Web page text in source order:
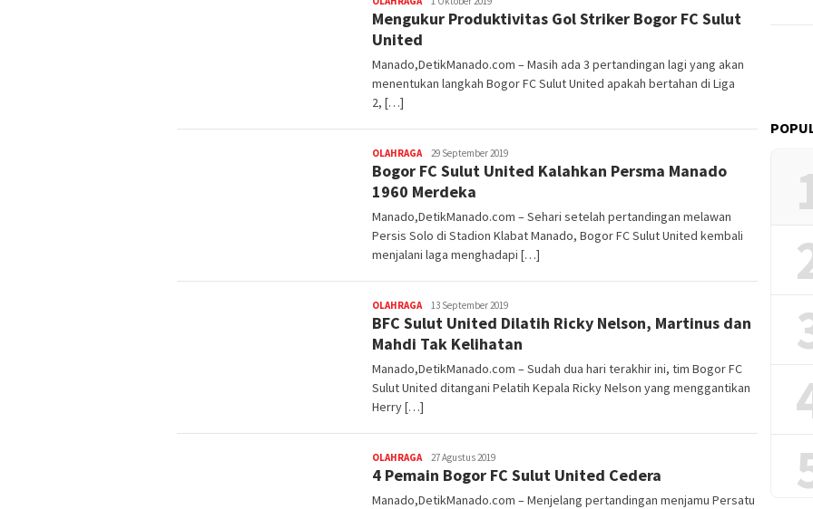
DetikManado
Mengukur Produktivitas Gol Striker Bogor FC Sulut
United
Manado,DetikManado.com – Masih ada 3 pertandingan lagi yang akan
menentukan langkah Bogor FC Sulut United apakah bertahan di Liga
2, […]
OLAHRAGA Redaktur
DetikManado
29 September 2019
Bogor FC Sulut United Kalahkan Persma Manado
1960 Merdeka
Manado,DetikManado.com – Sehari setelah pertandingan melawan
Persis Solo di Stadion Klabat Manado, Bogor FC Sulut United kembali
menjalani laga menghadapi […]
OLAHRAGA Redaktur
DetikManado
13 September 2019
BFC Sulut United Dilatih Ricky Nelson, Martinus dan
Mahdi Tak Kelihatan
Manado,DetikManado.com – Sudah dua hari terakhir ini, tim Bogor FC
Sulut United ditangani Pelatih Kepala Ricky Nelson yang menggantikan
Herry […]
OLAHRAGA Redaktur
DetikManado
27 Agustus 2019
4 Pemain Bogor FC Sulut United Cedera
Manado,DetikManado.com – Menjelang pertandingan menjamu Persatu